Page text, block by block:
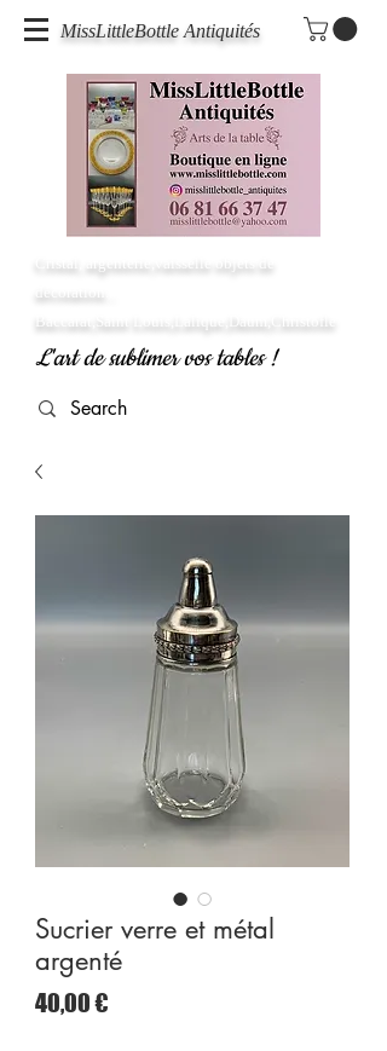
MissLittleBottle Antiquités
Cristal, argenterie,vaisselle objets de
décoration...
Baccarat,Saint Louis,Lalique,Daum,Christofle
L'art de sublimer vos tables !
Sucrier verre et métal
argenté
40,00 €